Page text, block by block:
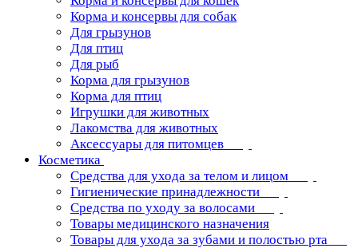
Корма и консервы для собак
Для грызунов
Для птиц
Для рыб
Корма для грызунов
Корма для птиц
Игрушки для животных
Лакомства для животных
Аксессуары для питомцев
Косметика
Средства для ухода за телом и лицом
Гигиенические принадлежности
Средства по уходу за волосами
Товары медицинского назначения
Товары для ухода за зубами и полостью рта